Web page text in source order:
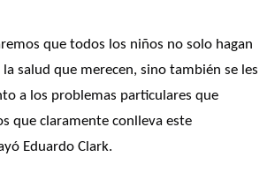
que todos los niños no solo hagan
salud que merecen, sino también se les
a los problemas particulares que
que claramente conlleva este
Eduardo Clark.